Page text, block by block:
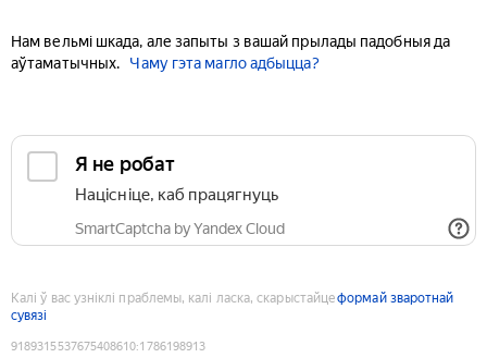
Нам вельмі шкада, але запыты з вашай прылады падобныя да
аўтаматычных.
Чаму гэта магло адбыцца?
Я не робат
Націсніце, каб працягнуць
SmartCaptcha by Yandex Cloud
Калі ў вас узніклі праблемы, калі ласка, скарыстайцеформай зваротнай
сувязі
9189315537675408610:1786198913